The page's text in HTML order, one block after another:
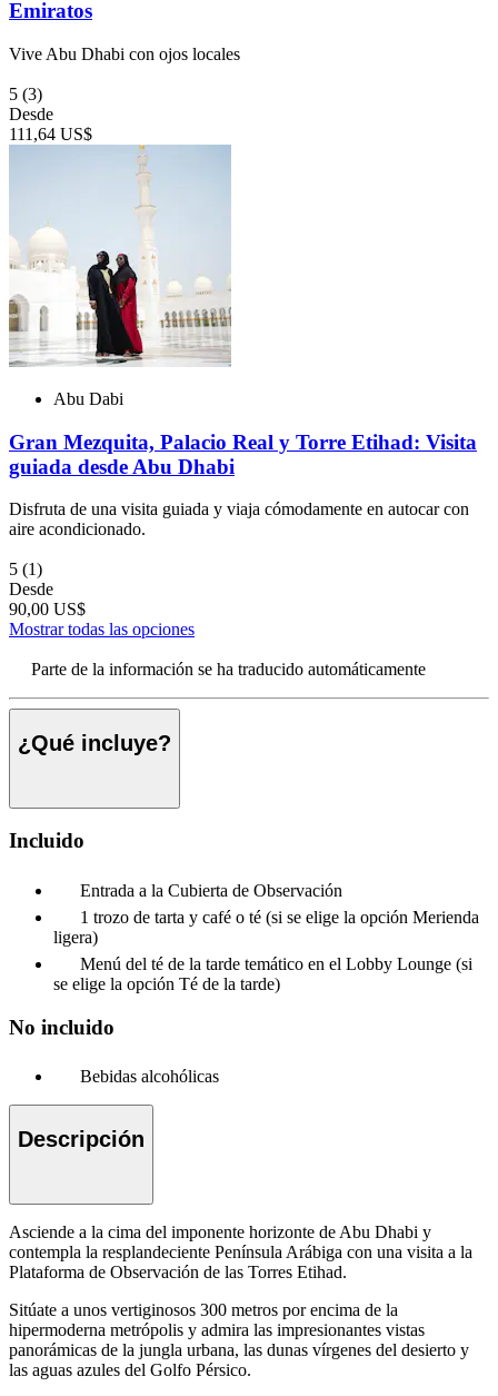
Emiratos
Vive Abu Dhabi con ojos locales
5 (3)
Desde
111,64 US$
Abu Dabi
Gran Mezquita, Palacio Real y Torre Etihad: Visita
guiada desde Abu Dhabi
Disfruta de una visita guiada y viaja cómodamente en autocar con
aire acondicionado.
5 (1)
Desde
90,00 US$
Mostrar todas las opciones
Parte de la información se ha traducido automáticamente
¿Qué incluye?
Incluido
Entrada a la Cubierta de Observación
1 trozo de tarta y café o té (si se elige la opción Merienda
ligera)
Menú del té de la tarde temático en el Lobby Lounge (si
se elige la opción Té de la tarde)
No incluido
Bebidas alcohólicas
Descripción
Asciende a la cima del imponente horizonte de Abu Dhabi y
contempla la resplandeciente Península Arábiga con una visita a la
Plataforma de Observación de las Torres Etihad.
Sitúate a unos vertiginosos 300 metros por encima de la
hipermoderna metrópolis y admira las impresionantes vistas
panorámicas de la jungla urbana, las dunas vírgenes del desierto y
las aguas azules del Golfo Pérsico.